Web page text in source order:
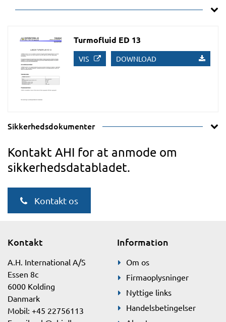
Turmofluid ED 13
VIS DOWNLOAD
Sikkerhedsdokumenter
Kontakt AHI for at anmode om
sikkerhedsdatabladet.
Kontakt os
Kontakt
A.H. International A/S
Essen 8c
6000 Kolding
Danmark
Mobil: +45 22756113
Information
Om os
Firmaoplysninger
Nyttige links
Handelsbetingelser